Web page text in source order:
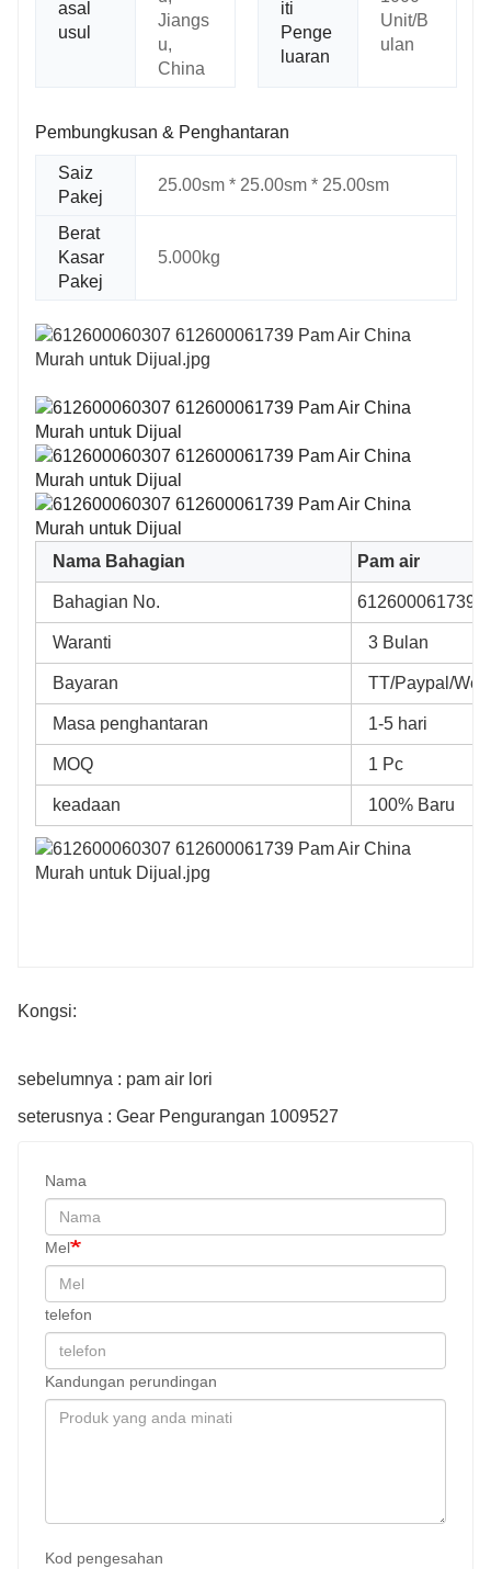
asal
usul
Jiangs
u,
China
iti
Penge
luaran
Unit/B
ulan
Pembungkusan & Penghantaran
Saiz
Pakej
25.00sm * 25.00sm * 25.00sm
Berat
Kasar
Pakej
5.000kg
Nama Bahagian Pam air
Bahagian No. 612600061739,
Waranti 3 Bulan
Bayaran TT/Paypal/
Masa penghantaran 1-5 hari
MOQ 1 Pc
keadaan 100% Baru
Kongsi:
sebelumnya : pam air lori
seterusnya : Gear Pengurangan 1009527
Nama
Mel
telefon
Kandungan perundingan
Kod pengesahan